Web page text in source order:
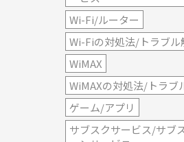
Wi-Fi/ルーター
Wi-Fiの対処法/トラブル
WiMAX
WiMAXの対処法/トラブ
ゲーム/アプリ
サブスクサービス/サブ